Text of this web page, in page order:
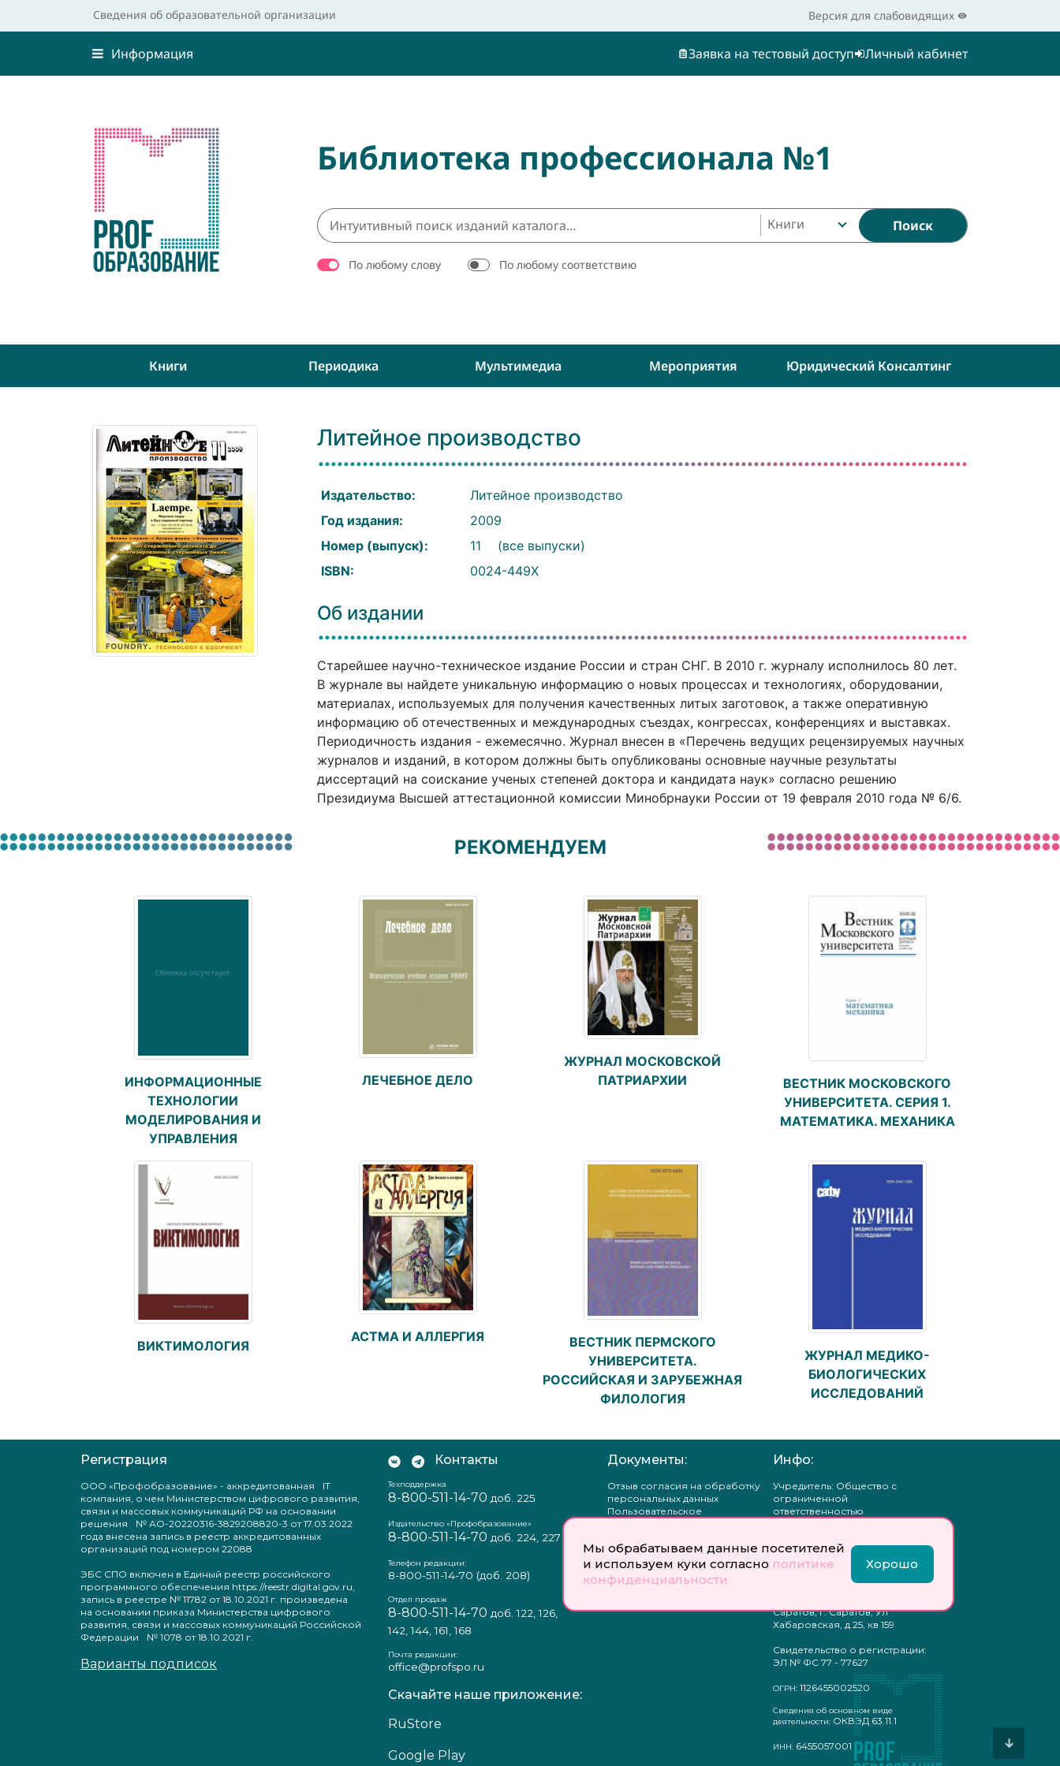
Мы обрабатываем данные посетителей
и используем куки согласно политике
конфиденциальности
Хорошо
Сведения об образовательной организации Версия для слабовидящих
Информация Заявка на тестовый доступ Личный кабинет
Библиотека профессионала №1
Книги Поиск
По любому слову По любому соответствию
Книги Периодика Мультимедиа Мероприятия Юридический Консалтинг
Литейное производство
Издательство:
Литейное производство
Год издания:
2009
Номер (выпуск):
11
(все выпуски)
ISBN:
0024-449X
Об издании
Старейшее научно-техническое издание России и стран СНГ. В 2010 г. журналу исполнилось 80 лет.
В журнале вы найдете уникальную информацию о новых процессах и технологиях, оборудовании,
материалах, используемых для получения качественных литых заготовок, а также оперативную
информацию об отечественных и международных съездах, конгрессах, конференциях и выставках.
Периодичность издания - ежемесячно. Журнал внесен в «Перечень ведущих рецензируемых научных
журналов и изданий, в котором должны быть опубликованы основные научные результаты
диссертаций на соискание ученых степеней доктора и кандидата наук» согласно решению
Президиума Высшей аттестационной комиссии Минобрнауки России от 19 февраля 2010 года № 6/6.
РЕКОМЕНДУЕМ
ИНФОРМАЦИОННЫЕ
ТЕХНОЛОГИИ
МОДЕЛИРОВАНИЯ И
УПРАВЛЕНИЯ
ЛЕЧЕБНОЕ ДЕЛО
ЖУРНАЛ МОСКОВСКОЙ
ПАТРИАРХИИ
ВЕСТНИК МОСКОВСКОГО
УНИВЕРСИТЕТА. СЕРИЯ 1.
МАТЕМАТИКА. МЕХАНИКА
ВИКТИМОЛОГИЯ
АСТМА И АЛЛЕРГИЯ
ВЕСТНИК ПЕРМСКОГО
УНИВЕРСИТЕТА.
РОССИЙСКАЯ И ЗАРУБЕЖНАЯ
ФИЛОЛОГИЯ
ЖУРНАЛ МЕДИКО-
БИОЛОГИЧЕСКИХ
ИССЛЕДОВАНИЙ
Регистрация
ООО «Профобразование» - аккредитованная IT
компания, о чем Министерством цифрового развития,
связи и массовых коммуникаций РФ на основании
решения № АО-20220316-3829208820-3 от 17.03.2022
года внесена запись в реестр аккредитованных
организаций под номером 22088
ЭБС СПО включен в Единый реестр российского
программного обеспечения https://reestr.digital.gov.ru,
запись в реестре № 11782 от 18.10.2021 г. произведена
на основании приказа Министерства цифрового
развития, связи и массовых коммуникаций Российской
Федерации № 1078 от 18.10.2021 г.
Варианты подписок
Контакты
Техподдержка
8-800-511-14-70 доб. 225
Издательство «Профобразование»
8-800-511-14-70 доб. 224, 227
Телефон редакции:
8-800-511-14-70 (доб. 208)
Отдел продаж
8-800-511-14-70 доб. 122, 126,
142, 144, 161, 168
Почта редакции:
office@profspo.ru
Скачайте наше приложение:
RuStore
Google Play
Документы:
Отзыв согласия на обработку
персональных данных
Пользовательское
конфиденциальности
Положение о защите
персональных данных
Согласие на обработку
Инфо:
Учредитель: Общество с
ограниченной
ответственностью
Главный редактор: Богатырева
Е. А.
Юр. адрес: 410033,
Саратов, г. Саратов, Ул
Хабаровская, д.25, кв 159
Свидетельство о регистрации:
ЭЛ № ФС 77 - 77627
ОГРН: 1126455002520
Сведения об основном виде
деятельности: ОКВЭД 63.11.1
ИНН: 6455057001 ↓